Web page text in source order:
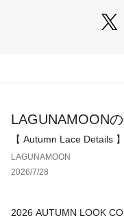
ローファーなどシュー
・シャギーコート、ロ
洗濯：手洗い可
伸縮性：あり
ジップ：なし
LAGUNAMOON
【 Autumn Lace Details 】
LAGUNAMOON
2026/7/28
2026 AUTUMN LOOK